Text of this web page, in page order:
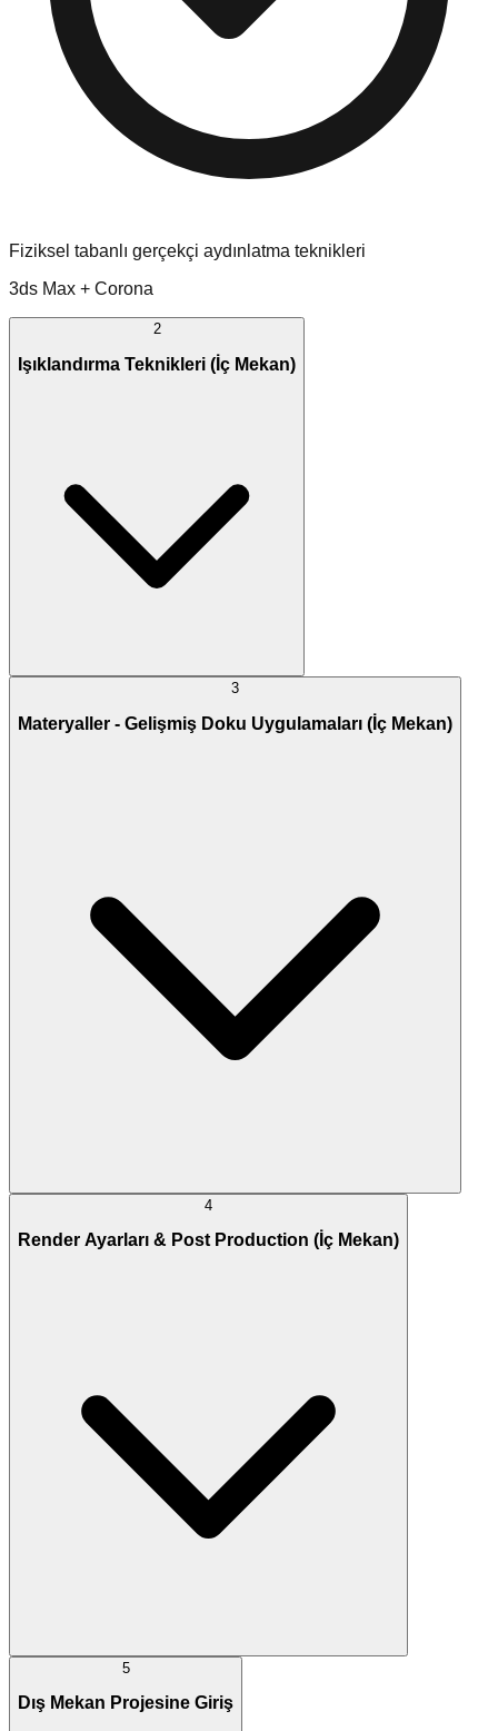
Fiziksel tabanlı gerçekçi aydınlatma teknikleri
3ds Max + Corona
2
Işıklandırma Teknikleri (İç Mekan)
3
Materyaller - Gelişmiş Doku Uygulamaları (İç Mekan)
4
Render Ayarları & Post Production (İç Mekan)
5
Dış Mekan Projesine Giriş